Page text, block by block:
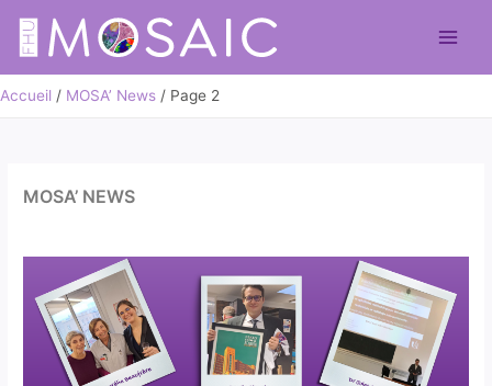
Accueil MOSA’ News Page 2
MOSA’ NEWS